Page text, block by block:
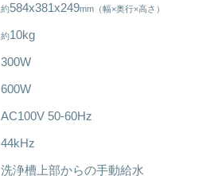
584x381x249
10kg
300W
600W
AC100V 50-60Hz
44kHz
洗浄槽上部からの手動給水